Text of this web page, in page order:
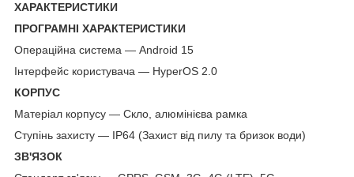
ХАРАКТЕРИСТИКИ
ПРОГРАМНІ ХАРАКТЕРИСТИКИ
Операційна система — Android 15
Інтерфейс користувача — HyperOS 2.0
КОРПУС
Матеріал корпусу — Скло, алюмінієва рамка
Ступінь захисту — IP64 (Захист від пилу та бризок води)
ЗВ'ЯЗОК